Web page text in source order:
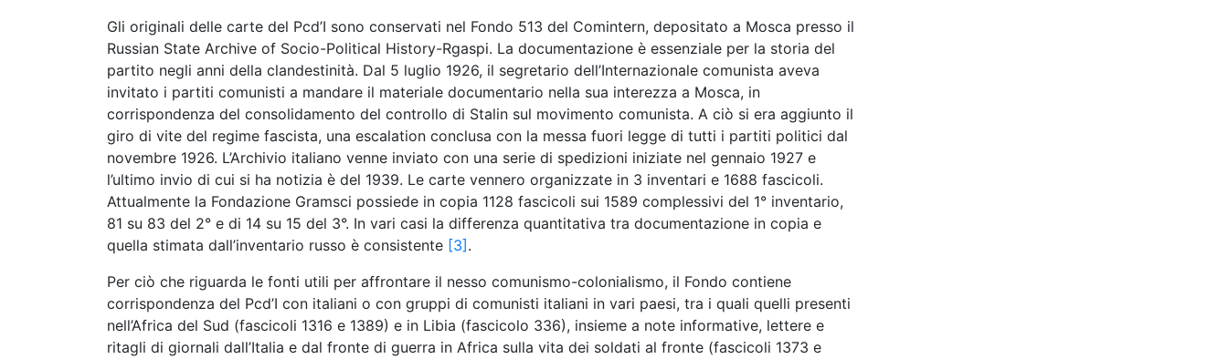
Gli originali delle carte del Pcd’I sono conservati nel Fondo 513 del Comintern, depositato a Mosca presso il
Russian State Archive of Socio-Political History-Rgaspi. La documentazione è essenziale per la storia del
partito negli anni della clandestinità. Dal 5 luglio 1926, il segretario dell’Internazionale comunista aveva
invitato i partiti comunisti a mandare il materiale documentario nella sua interezza a Mosca, in
corrispondenza del consolidamento del controllo di Stalin sul movimento comunista. A ciò si era aggiunto il
giro di vite del regime fascista, una escalation conclusa con la messa fuori legge di tutti i partiti politici dal
novembre 1926. L’Archivio italiano venne inviato con una serie di spedizioni iniziate nel gennaio 1927 e
l’ultimo invio di cui si ha notizia è del 1939. Le carte vennero organizzate in 3 inventari e 1688 fascicoli.
Attualmente la Fondazione Gramsci possiede in copia 1128 fascicoli sui 1589 complessivi del 1° inventario,
81 su 83 del 2° e di 14 su 15 del 3°. In vari casi la differenza quantitativa tra documentazione in copia e
quella stimata dall’inventario russo è consistente [3] .
Per ciò che riguarda le fonti utili per affrontare il nesso comunismo-colonialismo, il Fondo contiene
corrispondenza del Pcd’I con italiani o con gruppi di comunisti italiani in vari paesi, tra i quali quelli presenti
nell’Africa del Sud (fascicoli 1316 e 1389) e in Libia (fascicolo 336), insieme a note informative, lettere e
ritagli di giornali dall’Italia e dal fronte di guerra in Africa sulla vita dei soldati al fronte (fascicoli 1373 e